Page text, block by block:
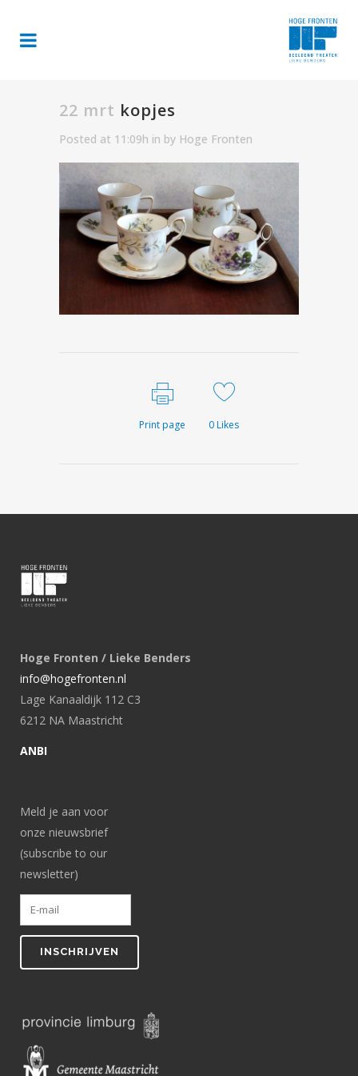
22 mrt kopjes
Posted at 11:09h in by Hoge Fronten
Print page 0Likes
Hoge Fronten / Lieke Benders
info@hogefronten.nl
Lage Kanaaldijk 112 C3
6212 NA Maastricht
ANBI
Meld je aan voor
onze nieuwsbrief
(subscribe to our
newsletter)